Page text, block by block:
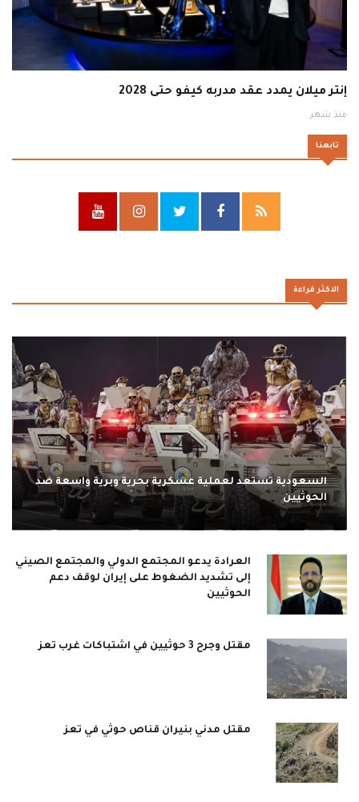
إنتر ميلان يمدد عقد مدربه كيفو حتى 2028
منذ شهر
تابعنا
الاكثر قراءة
السعودية تستعد لعملية عسكرية بحرية وبرية واسعة ضد
الحوثيين
العرادة يدعو المجتمع الدولي والمجتمع الصيني
إلى تشديد الضغوط على إيران لوقف دعم
الحوثيين
مقتل وجرح 3 حوثيين في اشتباكات غرب تعز
مقتل مدني بنيران قناص حوثي في تعز